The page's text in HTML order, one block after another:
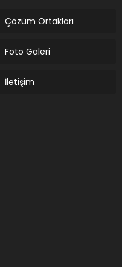
Çözüm Ortakları
Foto Galeri
İletişim